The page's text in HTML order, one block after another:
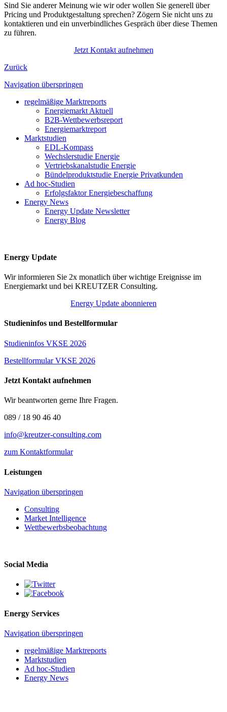
Sind Sie anderer Meinung wie wir oder wollen Sie generell über
Pricing und Produktgestaltung sprechen? Zögern Sie nicht uns zu
kontaktieren und ein unverbindliches Gespräch über diese Themen
zu führen.
Jetzt Kontakt aufnehmen
Zurück
Navigation überspringen
regelmäßige Marktreports
Energiemarkt Aktuell
B2B-Wettbewerbsreport
Energiemarktreport
Marktstudien
EDL-Kompass
Wechslerstudie Energie
Vertriebskanalstudie Energie
Bündelproduktstudie Energie Privatkunden
Ad hoc-Studien
Erfolgsfaktor Energiebeschaffung
Energy News
Energy Update Newsletter
Energy Blog
Energy Update
Wir informieren Sie 2x monatlich über wichtige Ereignisse im
Energiemarkt und bei KREUTZER Consulting.
Energy Update abonnieren
Studieninfos und Bestellformular
Studieninfos VKSE 2026
Bestellformular VKSE 2026
Jetzt Kontakt aufnehmen
Wir beantworten gerne Ihre Fragen.
089 / 18 90 46 40
info@kreutzer-consulting.com
zum Kontaktformular
Leistungen
Navigation überspringen
Consulting
Market Intelligence
Wettbewerbs­beobachtung
Social Media
Energy Services
Navigation überspringen
regelmäßige Marktreports
Marktstudien
Ad hoc-Studien
Energy News